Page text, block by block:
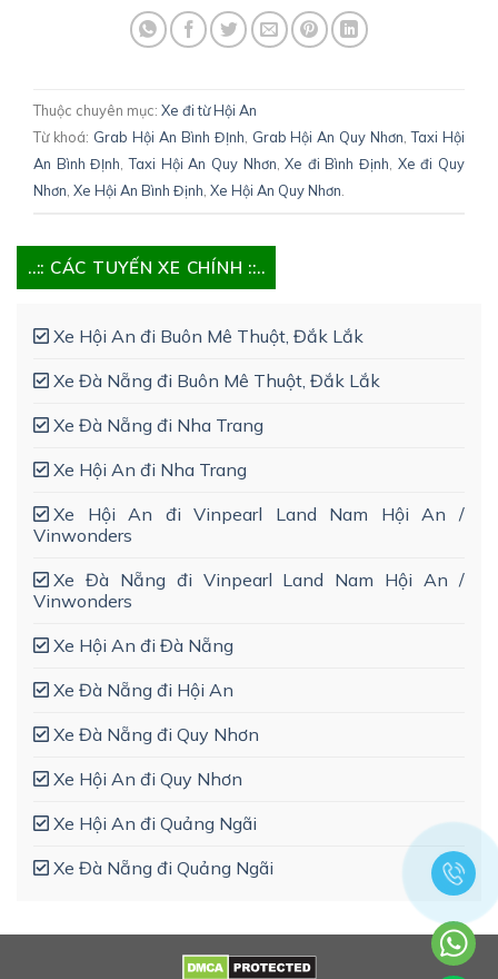
Thuộc chuyên mục: Xe đi từ Hội An
Từ khoá: Grab Hội An Bình ĐỊnh Grab Hội An Quy Nhơn ,Taxi Hội
An Bình ĐỊnh ,Taxi Hội An Quy Nhơn ,Xe đi Bình Định Xe đi Quy
Nhơn Xe Hội An Bình Định Xe Hội An Quy Nhơn
..:: CÁC TUYẾN XE CHÍNH ::..
Xe Hội An đi Buôn Mê Thuột, Đắk Lắk
Xe Đà Nẵng đi Buôn Mê Thuột, Đắk Lắk
Xe Đà Nẵng đi Nha Trang
Xe Hội An đi Nha Trang
Xe Hội An đi Vinpearl Land Nam Hội An /
Vinwonders
Xe Đà Nẵng đi Vinpearl Land Nam Hội An /
Vinwonders
Xe Hội An đi Đà Nẵng
Xe Đà Nẵng đi Hội An
Xe Đà Nẵng đi Quy Nhơn
Xe Hội An đi Quy Nhơn
Xe Hội An đi Quảng Ngãi
Xe Đà Nẵng đi Quảng Ngãi